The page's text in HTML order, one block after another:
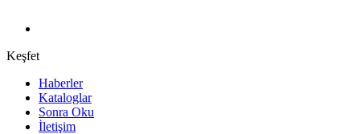
Keşfet
Haberler
Kataloglar
Sonra Oku
İletişim